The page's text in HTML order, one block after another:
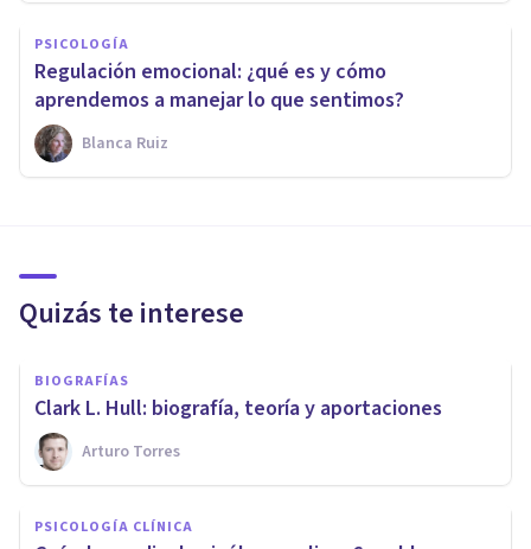
PSICOLOGÍA
Regulación emocional: ¿qué es y cómo
aprendemos a manejar lo que sentimos?
Blanca Ruiz
Quizás te interese
BIOGRAFÍAS
Clark L. Hull: biografía, teoría y aportaciones
Arturo Torres
PSICOLOGÍA CLÍNICA